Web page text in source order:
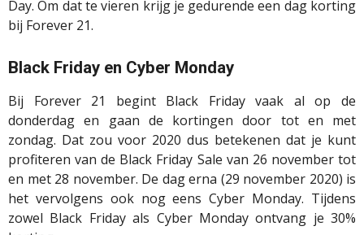
Day. Om dat te vieren krijg je gedurende een dag korting
bij Forever 21.
Black Friday en Cyber Monday
Bij Forever 21 begint Black Friday vaak al op de
donderdag en gaan de kortingen door tot en met
zondag. Dat zou voor 2020 dus betekenen dat je kunt
profiteren van de Black Friday Sale van 26 november tot
en met 28 november. De dag erna (29 november 2020) is
het vervolgens ook nog eens Cyber Monday. Tijdens
zowel Black Friday als Cyber Monday ontvang je 30%